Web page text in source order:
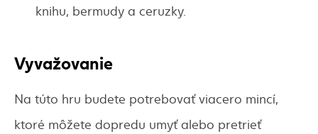
knihu, bermudy a ceruzky.
Vyvažovanie
Na túto hru budete potrebovať viacero mincí,
ktoré môžete dopredu umyť alebo pretrieť